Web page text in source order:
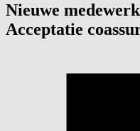
Nieuwe
Acceptatie